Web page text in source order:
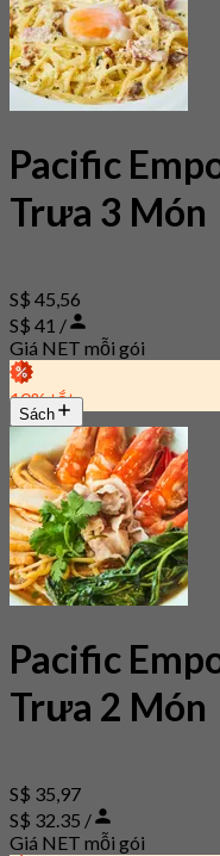
Pacific
Trưa 3 Món
S$ 45,56
S$ 41 /
Giá NET mỗi gói
10% tắt
Sách
Pacific
Trưa 2 Món
S$ 35,97
S$ 32.35 /
Giá NET mỗi gói